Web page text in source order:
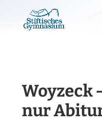
Woyzeck
nur